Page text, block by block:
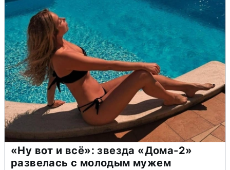
«Ну вот и всё»: звезда «Дома-2»
развелась с молодым мужем